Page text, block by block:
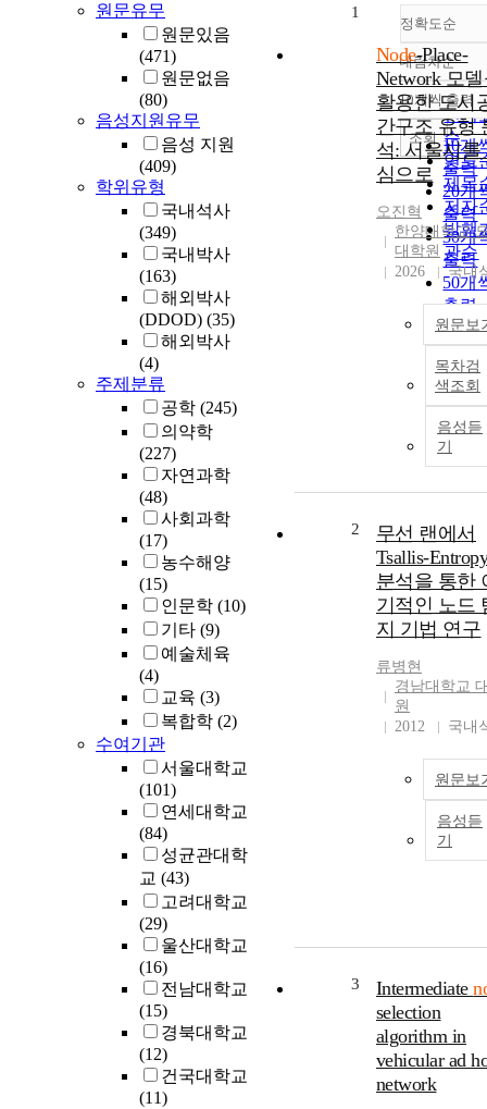
원문유무
원문있음
(471)
원문없음
(80)
음성지원유무
음성 지원
(409)
학위유형
국내석사
(349)
국내박사
(163)
해외박사
(DDOD) (35)
해외박사
(4)
주제분류
공학 (245)
의약학
(227)
자연과학
(48)
사회과학
(17)
농수해양
(15)
인문학 (10)
기타 (9)
예술체육
(4)
교육 (3)
복합학 (2)
수여기관
서울대학교
(101)
연세대학교
(84)
성균관대학
교 (43)
고려대학교
(29)
울산대학교
(16)
전남대학교
(15)
경북대학교
(12)
건국대학교
(11)
정확도순
정확
순
인기
순
연도
제목
저자
발행
관순
내림차순
내림
10개씩 출력
10개
출력
20개
출력
30개
출력
50개
출력
100
출력
조회
1
Node-Place-
Network 모
활용한 도시
간구조 유형
석: 서울시를
심으로
오진혁
한양대학교
대학원
2026
국내
원문보
목차검
색조회
음성듣
기
2
무선 랜에서
Tsallis-
분석을 통한
기적인 노드
지 기법 연구
류병현
경남대학교
원
2012
국내
원문보
음성듣
기
3 Intermediate
selection
algorithm in
vehicular ad
network